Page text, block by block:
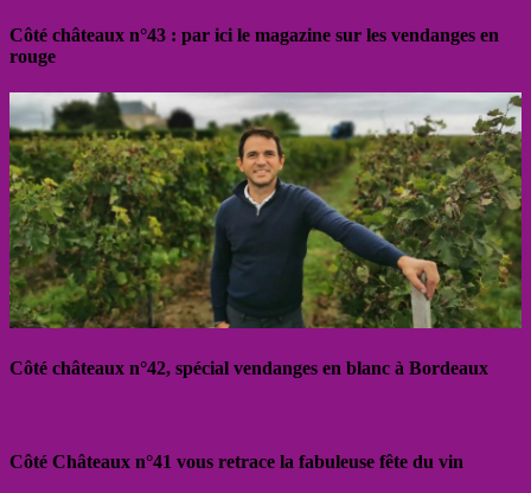
Côté châteaux n°43 : par ici le magazine sur les vendanges en
rouge
Côté châteaux n°42, spécial vendanges en blanc à Bordeaux
Côté Châteaux n°41 vous retrace la fabuleuse fête du vin